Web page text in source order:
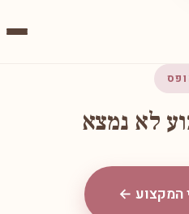
לא נמצא
המקצוע ←